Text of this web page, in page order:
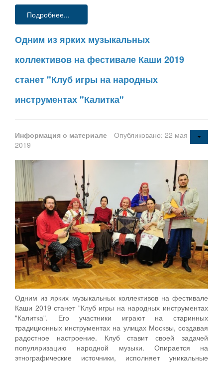
Подробнее...
Одним из ярких музыкальных
коллективов на фестивале Каши 2019
станет "Клуб игры на народных
инструментах "Калитка"
Информация о материале
Опубликовано: 22 мая
2019
Одним из ярких музыкальных коллективов на фестивале
Каши 2019 станет "Клуб игры на народных инструментах
"Калитка". Его участники играют на старинных
традиционных инструментах на улицах Москвы, создавая
радостное настроение. Клуб ставит своей задачей
популяризацию народной музыки. Опирается на
этнографические источники, исполняет уникальные